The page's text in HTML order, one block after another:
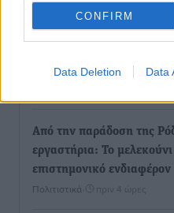
CONFIRM
Data Deletion Data
Τοπικές Ειδήσεις
της ΔΕΘ
Από την παράδοση της
εργαστήρια: Το
επιστημονικό ενδιαφέρον
Πολιτιστικά πριν 4 ώρες